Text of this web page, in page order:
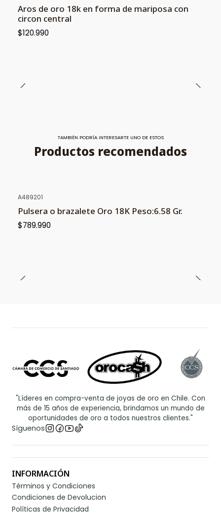
Aros de oro 18k en forma de mariposa con
circon central
$120.990
TAMBIÉN PODRÍA INTERESARTE UNO DE ESTOS
Productos recomendados
A489201
Pulsera o brazalete Oro 18K Peso:6.58 Gr.
$789.990
"Líderes en compra-venta de joyas de oro en Chile. Con
más de 15 años de experiencia, brindamos un mundo de
oportunidades de oro a todos nuestros clientes."
Síguenos
INFORMACIÓN
Términos y Condiciones
Condiciones de Devolucion
Políticas de Privacidad